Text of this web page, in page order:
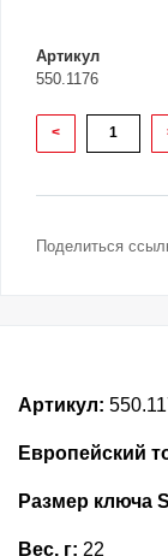
Артикул
550.1176
<
Поделиться
Артикул:
Европейский
Размер ключа
Вес, г: 22